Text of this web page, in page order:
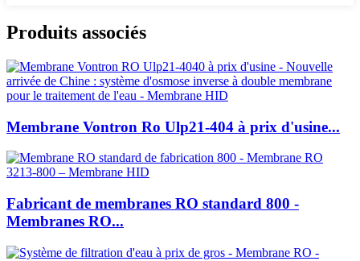
Produits associés
Membrane Vontron Ro Ulp21-404 à prix d'usine...
Fabricant de membranes RO standard 800 -
Membranes RO...